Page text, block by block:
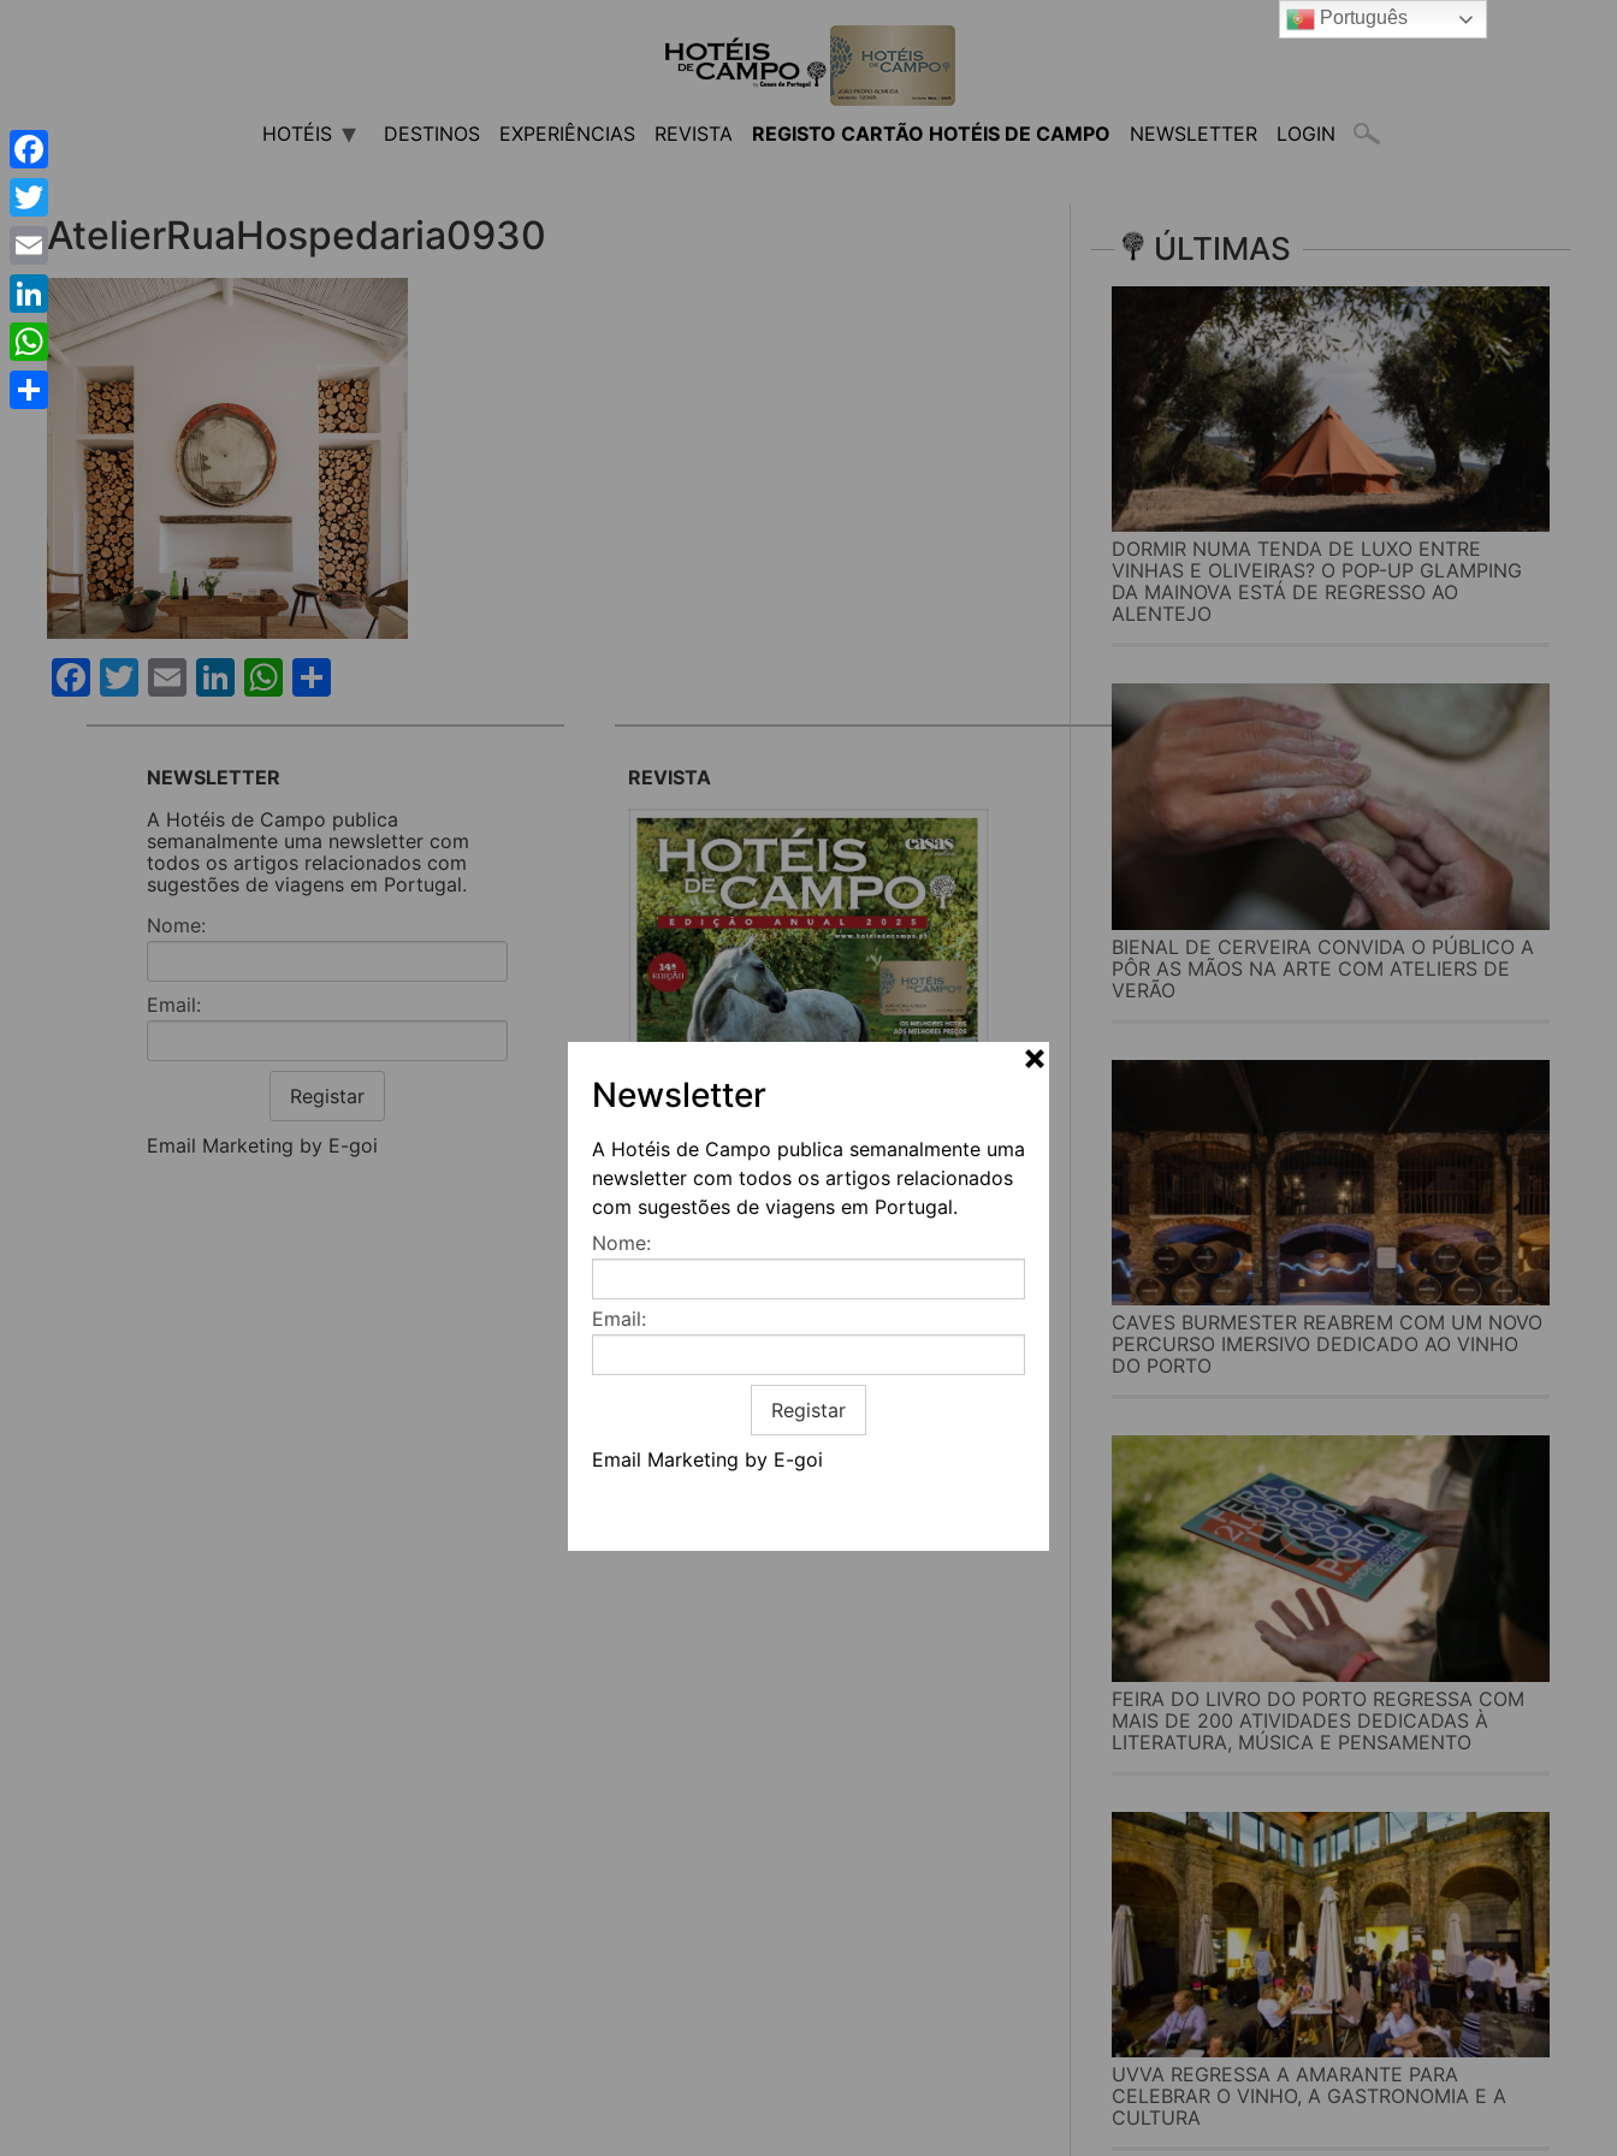
Newsletter
A Hotéis de Campo publica semanalmente uma
newsletter com todos os artigos relacionados
com sugestões de viagens em Portugal.
Nome:
Email:
Registar
Email Marketing by E-goi
HOTÉIS DESTINOS EXPERIÊNCIAS REVISTA REGISTO CARTÃO HOTÉIS DE CAMPO NEWSLETTER LOGIN
AtelierRuaHospedaria0930
Facebook
Twitter
EmailLinkedIn
WhatsApp
ÚLTIMAS
DORMIR NUMA TENDA DE LUXO ENTRE
VINHAS E OLIVEIRAS? O POP-UP GLAMPING
DA MAINOVA ESTÁ DE REGRESSO AO
ALENTEJO
BIENAL DE CERVEIRA CONVIDA O PÚBLICO A
PÔR AS MÃOS NA ARTE COM ATELIERS DE
VERÃO
CAVES BURMESTER REABREM COM UM NOVO
PERCURSO IMERSIVO DEDICADO AO VINHO
DO PORTO
FEIRA DO LIVRO DO PORTO REGRESSA COM
MAIS DE 200 ATIVIDADES DEDICADAS À
LITERATURA, MÚSICA E PENSAMENTO
UVVA REGRESSA A AMARANTE PARA
CELEBRAR O VINHO, A GASTRONOMIA E A
CULTURA
NEWSLETTER
A Hotéis de Campo publica
semanalmente uma newsletter com
todos os artigos relacionados com
sugestões de viagens em Portugal.
Nome:
Email:
Registar
Email Marketing by E-goi
REVISTA
REDES SOCIAIS
Termos e condições
Facebook
Twitter
Email
LinkedIn
WhatsApp
Português